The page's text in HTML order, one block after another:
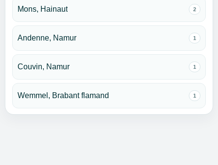
Mons, Hainaut 2
Andenne, Namur 1
Couvin, Namur 1
Wemmel, Brabant flamand 1